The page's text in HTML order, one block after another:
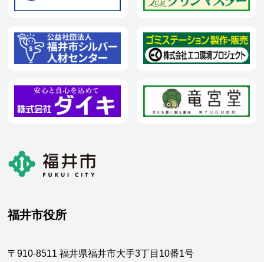
福井市役所
〒910-8511 福井県福井市大手3丁目10番1号